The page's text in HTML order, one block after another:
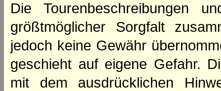
Die Tourenbeschreibungen
größtmöglicher Sorgfalt
jedoch keine Gewähr
geschieht auf eigene Gefahr.
mit dem ausdrücklichen